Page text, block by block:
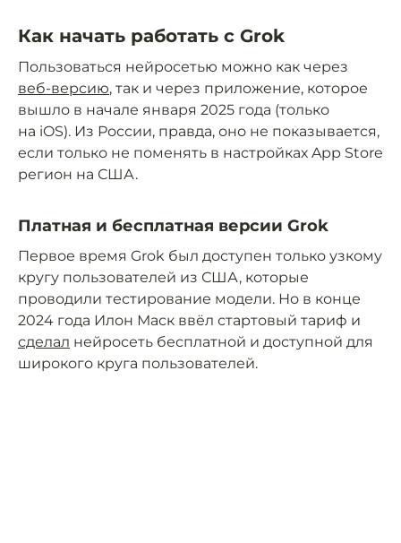
Как начать работать с Grok
Пользоваться нейросетью можно как через
веб-версию, так и через приложение, которое
вышло в начале января 2025 года (только
на iOS). Из России, правда, оно не показывается,
если только не поменять в настройках App Store
регион на США.
Платная и бесплатная версии Grok
Первое время Grok был доступен только узкому
кругу пользователей из США, которые
проводили тестирование модели. Но в конце
2024 года Илон Маск ввёл стартовый тариф и
сделал нейросеть бесплатной и доступной для
широкого круга пользователей.